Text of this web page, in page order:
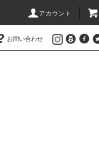
アカウント
お問い合わせ